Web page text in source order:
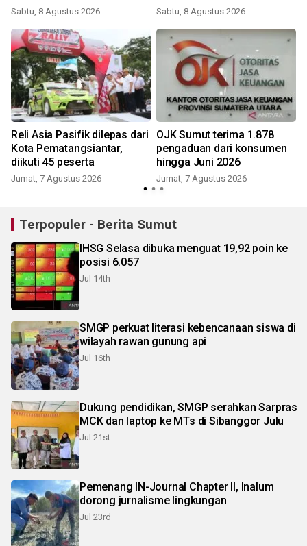
Sabtu, 8 Agustus 2026 Sabtu, 8 Agustus 2026
Reli Asia Pasifik dilepas dari
Kota Pematangsiantar,
diikuti 45 peserta
Jumat, 7 Agustus 2026
OJK Sumut terima 1.878
pengaduan dari konsumen
hingga Juni 2026
Jumat, 7 Agustus 2026
Terpopuler - Berita Sumut
IHSG Selasa dibuka menguat 19,92 poin ke
posisi 6.057
Jul 14th
SMGP perkuat literasi kebencanaan siswa di
wilayah rawan gunung api
Jul 16th
Dukung pendidikan, SMGP serahkan Sarpras
MCK dan laptop ke MTs di Sibanggor Julu
Jul 21st
Pemenang IN-Journal Chapter II, Inalum
dorong jurnalisme lingkungan
Jul 23rd